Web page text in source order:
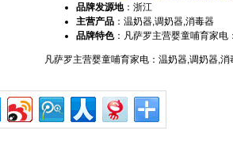
品牌发源地：浙江
主营产品 ：温奶器,调奶器,消毒器
品牌特色：凡萨罗主营婴童哺育家电
凡萨罗主营婴童哺育家电：温奶器,调奶器,消